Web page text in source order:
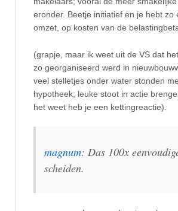
eronder. Beetje initiatief en je hebt zo
omzet, op kosten van de
(grapje, maar ik weet uit de VS dat
zo georganiseerd werd in
veel stelletjes onder water stonden
hypotheek; leuke stoot in actie
het weet heb je een kettingreactie).
magnum: Das 100x
scheiden.